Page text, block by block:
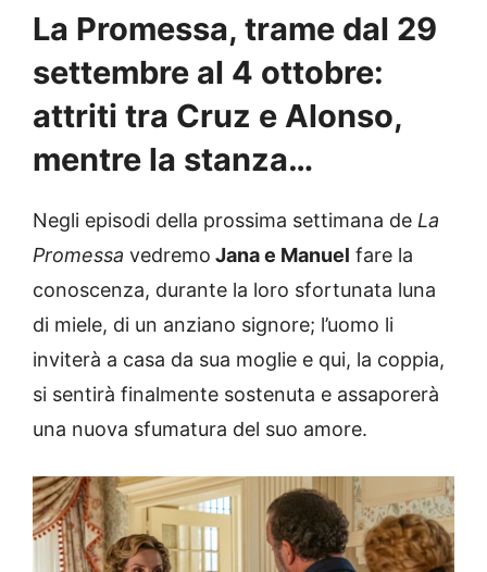
La Promessa, trame dal 29
settembre al 4 ottobre:
attriti tra Cruz e Alonso,
mentre la stanza…
Negli episodi della prossima settimana de La
Promessa vedremo Jana e Manuel fare la
conoscenza, durante la loro sfortunata luna
di miele, di un anziano signore; l’uomo li
inviterà a casa da sua moglie e qui, la coppia,
si sentirà finalmente sostenuta e assaporerà
una nuova sfumatura del suo amore.